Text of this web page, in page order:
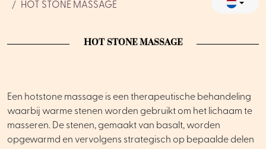
HOT STONE MASSAGE
HOT STONE MASSAGE
Een hotstone massage is een therapeutische behandeling
waarbij warme stenen worden gebruikt om het lichaam te
masseren. De stenen, gemaakt van basalt, worden
opgewarmd en vervolgens strategisch op bepaalde delen